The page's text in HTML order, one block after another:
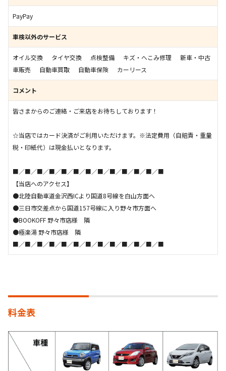
PayPay
車検以外のサービス
オイル交換 タイヤ交換 点検整備 キズ・へこみ修理
新車・中古
車販売
自動車買取 自動車保険 カーリース
コメント
皆さまからのご連絡・ご来店をお待ちしております！
☆当店ではカード決済がご利用いただけます。※法定費用（自賠責・重量
税・印紙代）は現金払いとなります。
■／■／■／■／■／■／■／■／■／■／■／■／■
【当店へのアクセス】
●北陸自動車道金沢西ICより国道8号線を白山方面へ
●三日市交差点から国道157号線に入り野々市方面へ
●BOOKOFF 野々市店様 隣
●極楽湯 野々市店様 隣
■／■／■／■／■／■／■／■／■／■／■／■／■
料金表